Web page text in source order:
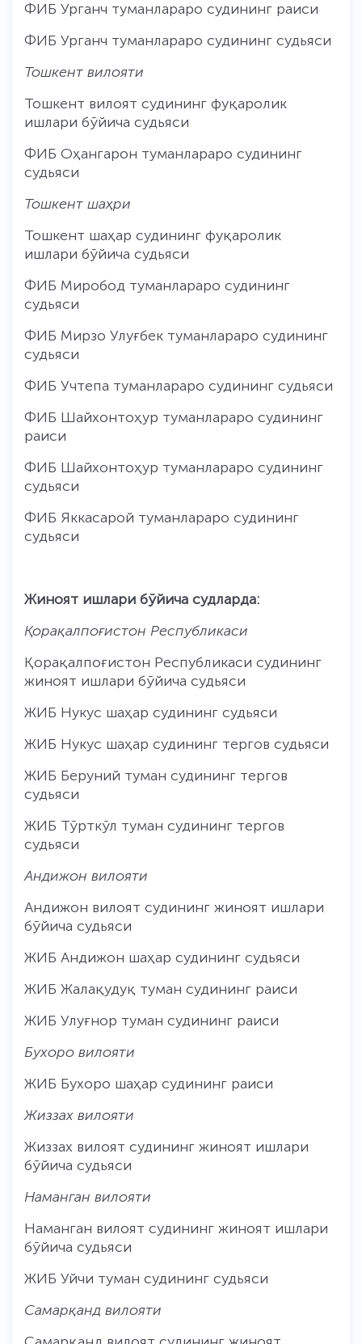
ФИБ Урганч туманлараро судининг раиси
ФИБ Урганч туманлараро судининг судьяси
Тошкент вилояти
Тошкент вилоят судининг фуқаролик
ишлари бўйича судьяси
ФИБ Оҳангарон туманлараро судининг
судьяси
Тошкент шаҳри
Тошкент шаҳар судининг фуқаролик
ишлари бўйича судьяси
ФИБ Миробод туманлараро судининг
судьяси
ФИБ Мирзо Улуғбек туманлараро судининг
судьяси
ФИБ Учтепа туманлараро судининг судьяси
ФИБ Шайхонтоҳур туманлараро судининг
раиси
ФИБ Шайхонтоҳур туманлараро судининг
судьяси
ФИБ Яккасарой туманлараро судининг
судьяси
Жиноят ишлари бўйича судларда:
Қорақалпоғистон Республикаси
Қорақалпоғистон Республикаси судининг
жиноят ишлари бўйича судьяси
ЖИБ Нукус шаҳар судининг судьяси
ЖИБ Нукус шаҳар судининг тергов судьяси
ЖИБ Беруний туман судининг тергов
судьяси
ЖИБ Тўрткўл туман судининг тергов
судьяси
Андижон вилояти
Андижон вилоят судининг жиноят ишлари
бўйича судьяси
ЖИБ Андижон шаҳар судининг судьяси
ЖИБ Жалақудуқ туман судининг раиси
ЖИБ Улуғнор туман судининг раиси
Бухоро вилояти
ЖИБ Бухоро шаҳар судининг раиси
Жиззах вилояти
Жиззах вилоят судининг жиноят ишлари
бўйича судьяси
Наманган вилояти
Наманган вилоят судининг жиноят ишлари
бўйича судьяси
ЖИБ Уйчи туман судининг судьяси
Самарқанд вилояти